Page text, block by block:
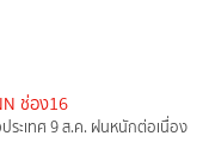
ช่อง16
ะเทศ 9 ส.ค. ฝนหนักต่อเนื่อง